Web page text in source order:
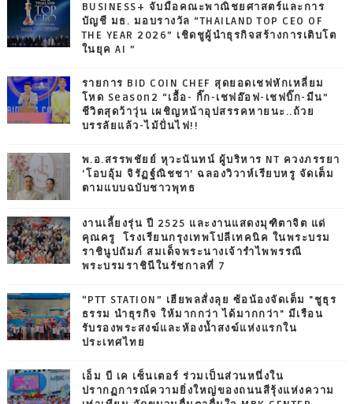
BUSINESS+ จับมือคณะพาณิชยศาสตร์และการ
บัญชี มธ. มอบรางวัล “THAILAND TOP CEO OF
THE YEAR 2026” เชิดชูผู้นำธุรกิจสร้างการเติบโต
ในยุค AI ”
รายการ BID COIN CHEF สุดยอดเชฟหักเหลี่ยม
โหด Season2 “เอื้อ- กิ๊ก-เชฟอ๊อฟ-เชฟบิ๊ก-มีน”
ชีวิตสุดว้าวุ่น เผชิญหน้าอุปสรรคหายนะ..ถ้วย
บรรลัยแล้ว-ไม้ปั่นไฟ!!
พ.อ.สรรพชัยย์ หุวะนันทน์ ผู้บริหาร NT ควงภรรยา
‘โอบอุ้ม จิรัฏฐ์ณิชชา’ ฉลองวิวาห์เรียบหรู จัดเต็ม
ตามแบบฉบับชาวพุทธ
งานเลี้ยงรุ่น ปี 2525 และงานแสดงมุฑิตาจิต แด่
คุณครู โรงเรียนกรุงเทพโปลีเทคนิค ในพระบรม
ราชินูปถัมภ์ สมเด็จพระนางเจ้ารำไพพรรณี
พระบรมราชินีในรัชกาลที่ 7
“PTT STATION” เฮียพลสั่งลุย ซ้อน้องจัดเต็ม "ชูธุร
ธรรม นำธุรกิจ ให้มากกว่า ได้มากกว่า" มีเรือน
รับรองพระสงฆ์และห้องน้ำสงฆ์แห่งแรกใน
ประเทศไทย
เอ็ม บี เค เซ็นเตอร์ ร่วมเป็นส่วนหนึ่งใน
ปรากฏการณ์ความยิ่งใหญ่ของถนนสีรุ้งแห่งความ